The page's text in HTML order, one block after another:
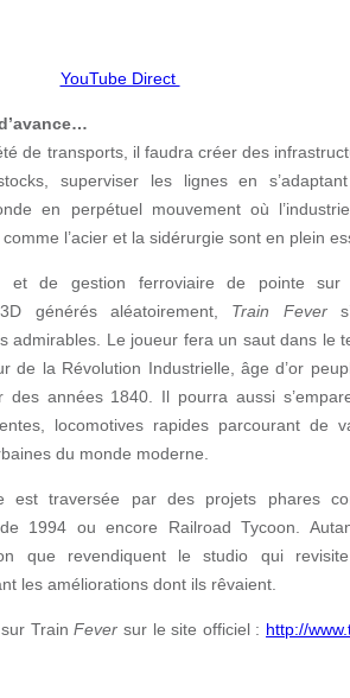
YouTube Direct
de transports, il faudra créer des
superviser les lignes en
en perpétuel mouvement où
l’acier et la sidérurgie sont en plein
et de gestion ferroviaire de pointe sur
3D générés aléatoirement, Train Fever
admirables. Le joueur fera un saut dans le
de la Révolution Industrielle, âge d’or
des années 1840. Il pourra aussi
locomotives rapides parcourant de
du monde moderne.
est traversée par des projets phares
1994 ou encore Railroad Tycoon.
que revendiquent le studio qui
les améliorations dont ils rêvaient.
Train Fever sur le site officiel : http://